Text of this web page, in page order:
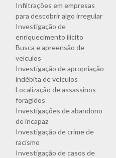
Infiltrações em empresas
para descobrir algo irregular
Investigação de
enriquecimento ilícito
Busca e apreensão de
veículos
Investigação de apropriação
indébita de veículos
Localização de assassinos
foragidos
Investigações de abandono
de incapaz
Investigação de crime de
racismo
Investigação de casos de